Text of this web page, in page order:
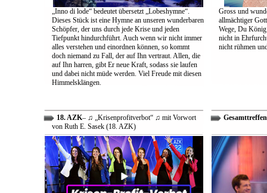
„Inno di lode“ bedeutet übersetzt „Lobeshymne“.
Dieses Stück ist eine Hymne an unseren wunderbaren
Schöpfer, der uns durch jede Krise und jeden
Tiefpunkt hindurchführt. Auch wenn wir nicht immer
alles verstehen und einordnen können, so kommt
doch niemand zu Fall, der auf Ihn vertraut. Allen, die
auf Ihn harren, gibt Er neue Kraft, sodass sie laufen
und dabei nicht müde werden. Viel Freude mit diesen
Himmelsklängen.
Gross und
allmächtiger
Wege, Du
nicht in
nicht rühmen
18. AZK– ♫ „Krisenprofitverbot“ ♫ mit Vorwort
von Ruth E. Sasek (18. AZK)